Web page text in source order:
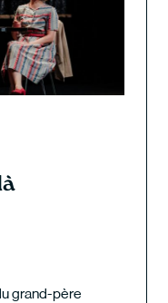
grand-père